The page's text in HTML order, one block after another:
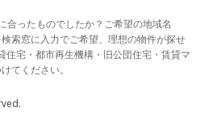
合ったものでしたか？ご希望の地域名
索窓に入力でご希望、理想の物件が探せ
住宅・都市再生機構・旧公団住宅・賃貸マ
てください。